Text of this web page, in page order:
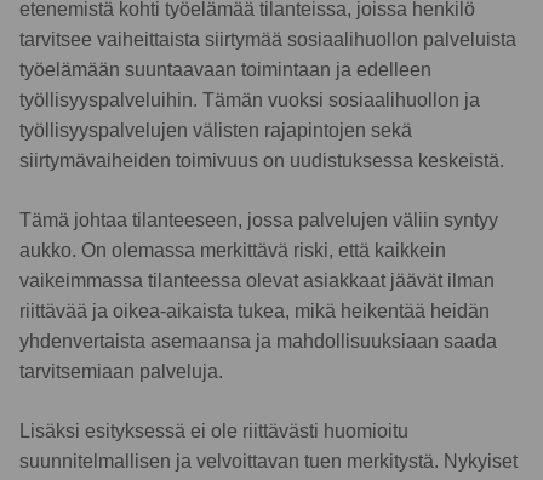
etenemistä kohti työelämää tilanteissa, joissa henkilö
tarvitsee vaiheittaista siirtymää sosiaalihuollon palveluista
työelämään suuntaavaan toimintaan ja edelleen
työllisyyspalveluihin. Tämän vuoksi sosiaalihuollon ja
työllisyyspalvelujen välisten rajapintojen sekä
siirtymävaiheiden toimivuus on uudistuksessa keskeistä.
Tämä johtaa tilanteeseen, jossa palvelujen väliin syntyy
aukko. On olemassa merkittävä riski, että kaikkein
vaikeimmassa tilanteessa olevat asiakkaat jäävät ilman
riittävää ja oikea-aikaista tukea, mikä heikentää heidän
yhdenvertaista asemaansa ja mahdollisuuksiaan saada
tarvitsemiaan palveluja.
Lisäksi esityksessä ei ole riittävästi huomioitu
suunnitelmallisen ja velvoittavan tuen merkitystä. Nykyiset